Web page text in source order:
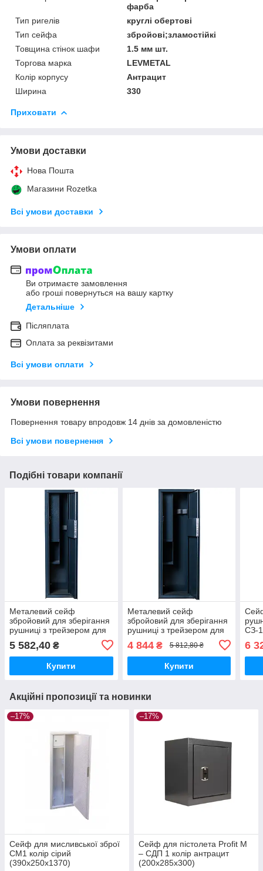
фарба
Тип ригелів
круглі обертові
Тип сейфа
збройові;зламостійкі
Товщина стінок шафи
1.5 мм шт.
Торгова марка
LEVMETAL
Колір корпусу
Антрацит
Ширина
330
Приховати
Умови доставки
Нова Пошта
Магазини Rozetka
Всі умови доставки
Умови оплати
Ви отримаєте замовлення
або гроші повернуться на вашу картку
Детальніше
Післяплата
Оплата за реквізитами
Всі умови оплати
Умови повернення
Повернення товару впродовж 14 днів за домовленістю
Всі умови повернення
Подібні товари компанії
Металевий сейф
збройовий для зберігання
рушниці з трейзером для
СЗ-100.2.ВМ Антрацит
5 582,40 ₴
Купити
Металевий сейф
збройовий для зберігання
рушниці з трейзером для
СЗ-100.3.ВМ Антрацит
4 844₴ 5 812,80 ₴
Купити
СЗ-
6
Акційні пропозиції та новинки
–17%
Сейф для мисливської зброї
СМ1 колір сірий
(390х250х1370)
–17%
Сейф для пістолета Profit M
– СДП 1 колір антрацит
(200х285х300)